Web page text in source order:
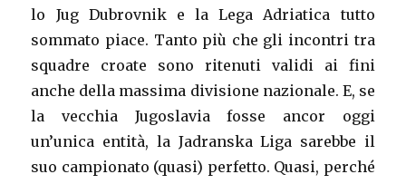
lo Jug Dubrovnik e la Lega Adriatica tutto
sommato piace. Tanto più che gli incontri tra
squadre croate sono ritenuti validi ai fini
anche della massima divisione nazionale. E, se
la vecchia Jugoslavia fosse ancor oggi
un’unica entità, la Jadranska Liga sarebbe il
suo campionato (quasi) perfetto. Quasi, perché